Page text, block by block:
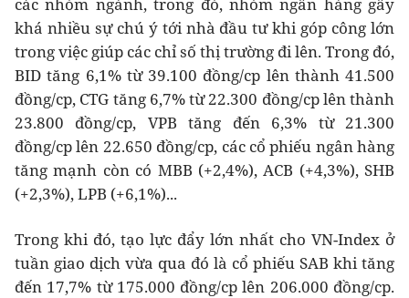
khá nhiều sự chú ý tới nhà đầu tư khi góp công lớn
trong việc giúp các chỉ số thị trường đi lên. Trong đó,
BID tăng 6,1% từ 39.100 đồng/cp lên thành 41.500
đồng/cp, CTG tăng 6,7% từ 22.300 đồng/cp lên thành
23.800 đồng/cp, VPB tăng đến 6,3% từ 21.300
đồng/cp lên 22.650 đồng/cp, các cổ phiếu ngân hàng
tăng mạnh còn có MBB (+2,4%), ACB (+4,3%), SHB
(+2,3%), LPB (+6,1%)...
Trong khi đó, tạo lực đẩy lớn nhất cho VN-Index ở
tuần giao dịch vừa qua đó là cổ phiếu SAB khi tăng
đến 17,7% từ 175.000 đồng/cp lên 206.000 đồng/cp.